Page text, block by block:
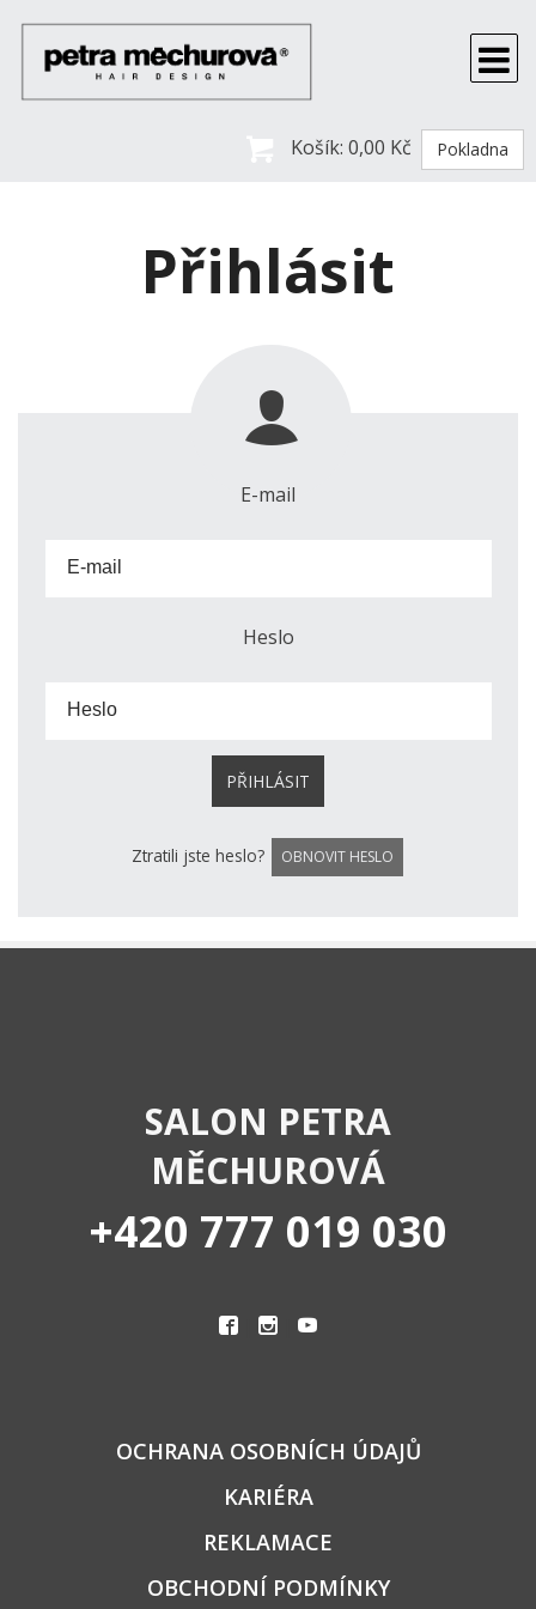
Košík: 0,00 Kč Pokladna
Přihlásit
E-mail
E-mail
Heslo
Heslo
Ztratili jste heslo? OBNOVIT HESLO
SALON PETRA
MĚCHUROVÁ
+420 777 019 030
OCHRANA OSOBNÍCH ÚDAJŮ
KARIÉRA
REKLAMACE
OBCHODNÍ PODMÍNKY